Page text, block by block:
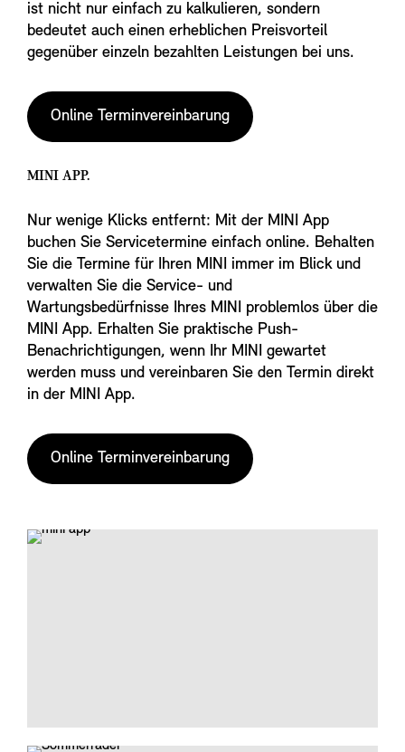
ist nicht nur einfach zu kalkulieren, sondern
bedeutet auch einen erheblichen Preisvorteil
gegenüber einzeln bezahlten Leistungen bei uns.
Online Terminvereinbarung
MINI APP.
Nur wenige Klicks entfernt: Mit der MINI App
buchen Sie Servicetermine einfach online. Behalten
Sie die Termine für Ihren MINI immer im Blick und
verwalten Sie die Service- und
Wartungsbedürfnisse Ihres MINI problemlos über die
MINI App. Erhalten Sie praktische Push-
Benachrichtigungen, wenn Ihr MINI gewartet
werden muss und vereinbaren Sie den Termin direkt
in der MINI App.
Online Terminvereinbarung